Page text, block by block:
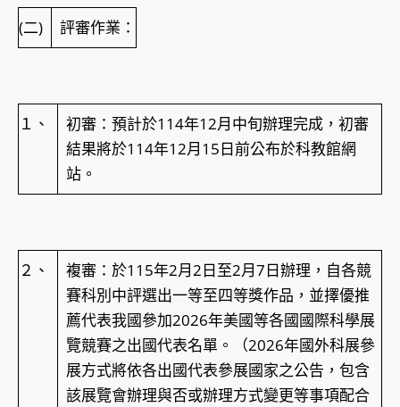
(二) 評審作業：
１、
初審：預計於114年12月中旬辦理完成，初審
結果將於114年12月15日前公布於科教館網
站。
２、
複審：於115年2月2日至2月7日辦理，自各競
賽科別中評選出一等至四等獎作品，並擇優推
薦代表我國參加2026年美國等各國國際科學展
覽競賽之出國代表名單。（2026年國外科展參
展方式將依各出國代表參展國家之公告，包含
該展覽會辦理與否或辦理方式變更等事項配合